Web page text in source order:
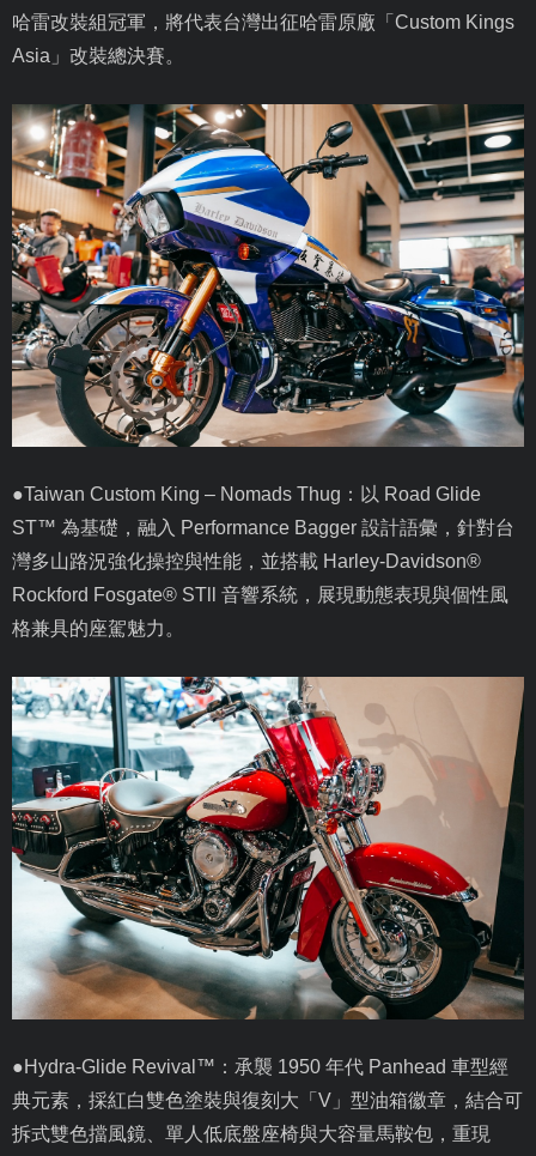
哈雷改裝組冠軍，將代表台灣出征哈雷原廠「 Custom Kings
Asia 」改裝總決賽。
●Taiwan Custom King – Nomads Thug ：以 Road Glide
ST™ 為基礎，融入 Performance Bagger 設計語彙，針對台
灣多山路況強化操控與性能，並搭載 Harley-Davidson®
Rockford Fosgate® STll 音響系統，展現動態表現與個性風
格兼具的座駕魅力。
●Hydra-Glide Revival ™：承襲 1950 年代 Panhead 車型經
典元素，採紅白雙色塗裝與復刻大「 V 」型油箱徽章，結合可
拆式雙色擋風鏡、單人低底盤座椅與大容量馬鞍包，重現